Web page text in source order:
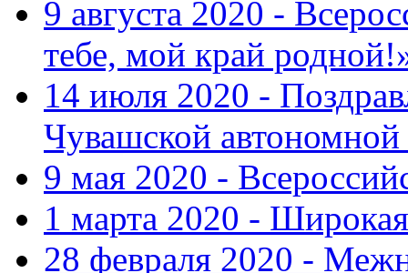
9 августа 2020 -
тебе, мой край
14 июля 2020 -
Чувашской автономной
9 мая 2020 -
1 марта 2020 -
28 февраля 2020 -